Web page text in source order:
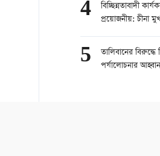
4
বিচ্ছিন্নতাবাদী
প্রয়োজনীয়: চীনা
5
তালিবানের বিরুদ্ধে
পর্যালোচনার